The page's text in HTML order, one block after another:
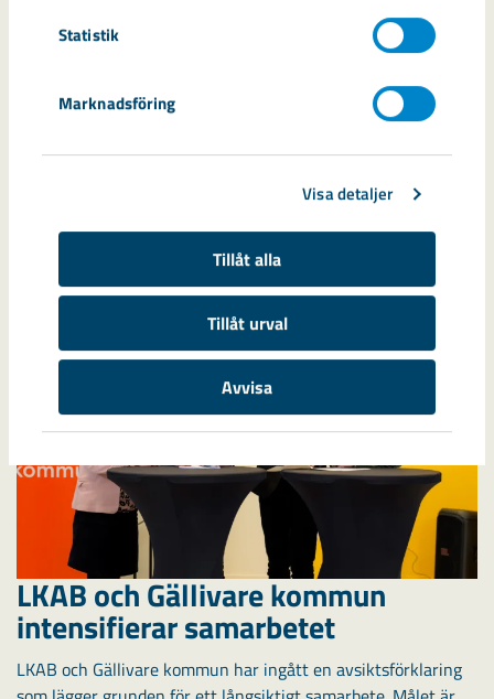
Statistik
Marknadsföring
Visa detaljer
Tillåt alla
Tillåt urval
Avvisa
Så kan Kirunas nya sjukhus se ut
Region Norrbotten har presenterat de första bilderna på hur
det nya sjukhuset, Folktandvården och personalbostäderna i
Kiruna kan komma att se ut.
LKAB och Gällivare kommun
intensifierar samarbetet
LKAB och Gällivare kommun har ingått en avsiktsförklaring